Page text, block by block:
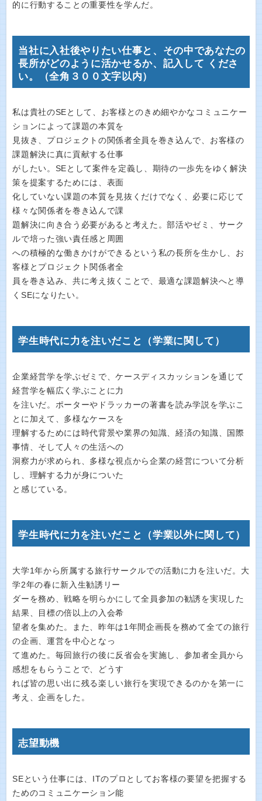
的に行動することの重要性を学んだ。
当社に入社後やりたい仕事と、その中であなたの
長所がどのように活かせるか、記入して くださ
い。（全角３００文字以内）
私は貴社のSEとして、お客様とのきめ細やかなコミュニケー
ションによって課題の本質を
見抜き、プロジェクトの関係者全員を巻き込んで、お客様の
課題解決に真に貢献する仕事
がしたい。SEとして案件を定義し、期待の一歩先をゆく解決
策を提案するためには、表面
化していない課題の本質を見抜くだけでなく、必要に応じて
様々な関係者を巻き込んで課
題解決に向き合う必要があると考えた。部活やゼミ、サーク
ルで培った強い責任感と周囲
への積極的な働きかけができるという私の長所を生かし、お
客様とプロジェクト関係者全
員を巻き込み、共に考え抜くことで、最適な課題解決へと導
くSEになりたい。
学生時代に力を注いだこと（学業に関して）
企業経営学を学ぶゼミで、ケースディスカッションを通じて
経営学を幅広く学ぶことに力
を注いだ。ポーターやドラッカーの著書を読み学説を学ぶこ
とに加えて、多様なケースを
理解するためには時代背景や業界の知識、経済の知識、国際
事情、そして人々の生活への
洞察力が求められ、多様な視点から企業の経営について分析
し、理解する力が身についた
と感じている。
学生時代に力を注いだこと（学業以外に関して）
大学1年から所属する旅行サークルでの活動に力を注いだ。大
学2年の春に新入生勧誘リー
ダーを務め、戦略を明らかにして全員参加の勧誘を実現した
結果、目標の倍以上の入会希
望者を集めた。また、昨年は1年間企画長を務めて全ての旅行
の企画、運営を中心となっ
て進めた。毎回旅行の後に反省会を実施し、参加者全員から
感想をもらうことで、どうす
れば皆の思い出に残る楽しい旅行を実現できるのかを第一に
考え、企画をした。
志望動機
SEという仕事には、ITのプロとしてお客様の要望を把握する
ためのコミュニケーション能